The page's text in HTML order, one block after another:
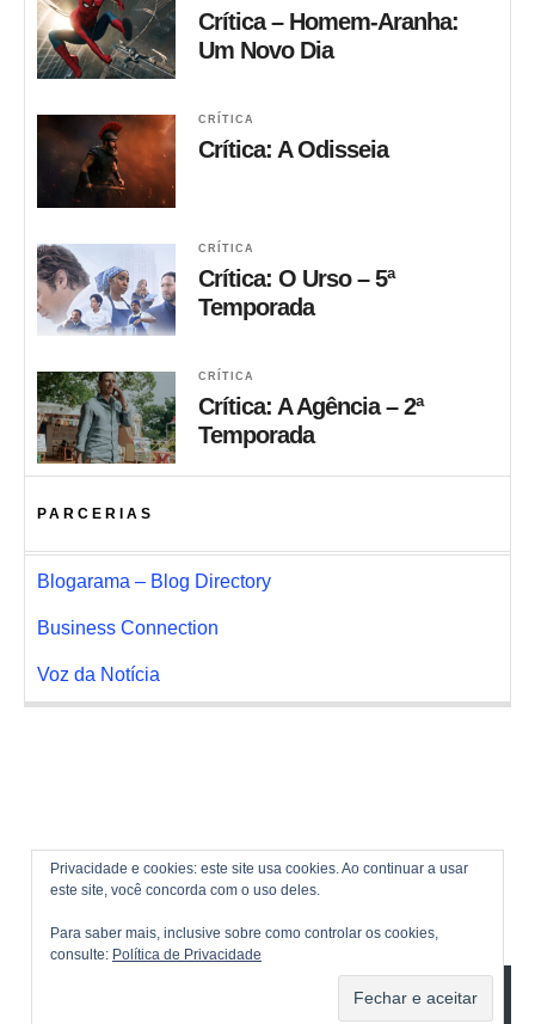
Privacidade e cookies: este site usa cookies. Ao continuar a usar
este site, você concorda com o uso deles.
Para saber mais, inclusive sobre como controlar os cookies,
consulte: Política de Privacidade
Crítica – Homem-Aranha:
Um Novo Dia
CRÍTICA
Crítica: A Odisseia
CRÍTICA
Crítica: O Urso – 5ª
Temporada
CRÍTICA
Crítica: A Agência – 2ª
Temporada
PARCERIAS
Blogarama – Blog Directory
Business Connection
Voz da Notícia
ASSINAR